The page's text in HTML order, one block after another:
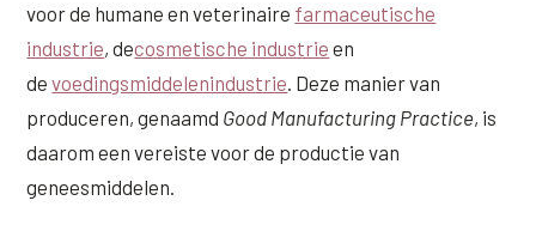
Bekijk alle zones →
XL Hair
Alle behandelingen →
voor de humane en veterinaire farmaceutische
industrie, decosmetische industrie en
devoedingsmiddelenindustrie. Deze manier van
produceren, genaamd Good Manufacturing Practice, is
daarom een vereiste voor de productie van
geneesmiddelen.